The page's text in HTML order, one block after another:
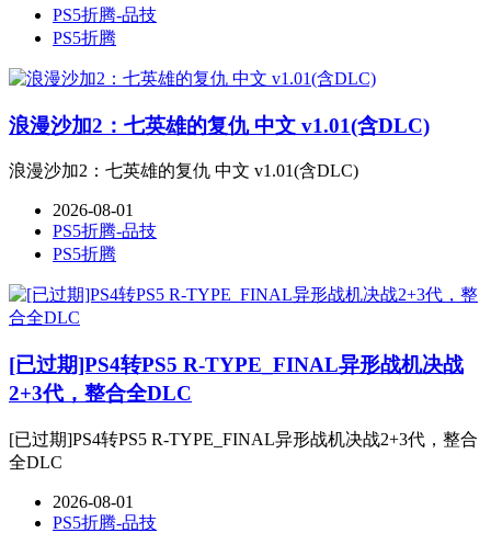
PS5折腾-品技
PS5折腾
浪漫沙加2：七英雄的复仇 中文 v1.01(含DLC)
浪漫沙加2：七英雄的复仇 中文 v1.01(含DLC)
2026-08-01
PS5折腾-品技
PS5折腾
[已过期]PS4转PS5 R-TYPE_FINAL异形战机决战
2+3代，整合全DLC
[已过期]PS4转PS5 R-TYPE_FINAL异形战机决战2+3代，整合
全DLC
2026-08-01
PS5折腾-品技